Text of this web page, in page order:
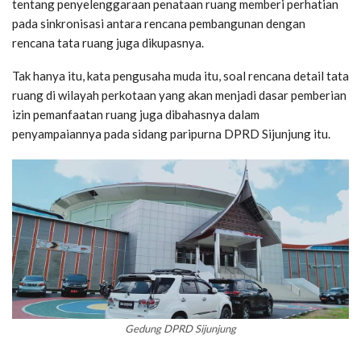
tentang penyelenggaraan penataan ruang memberi perhatian
pada sinkronisasi antara rencana pembangunan dengan
rencana tata ruang juga dikupasnya.
Tak hanya itu, kata pengusaha muda itu, soal rencana detail tata
ruang di wilayah perkotaan yang akan menjadi dasar pemberian
izin pemanfaatan ruang juga dibahasnya dalam
penyampaiannya pada sidang paripurna DPRD Sijunjung itu.
Gedung DPRD Sijunjung